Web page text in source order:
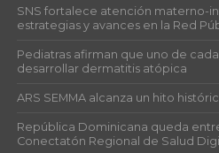
SNS fortalece atención materno-
estrategias y avances en la Red
Pediatras afirman que uno de
desarrollar dermatitis atópica
ARS SEMMA alcanza un hito
República Dominicana queda
Conectatón Regional de Salud